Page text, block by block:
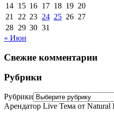
14 15 16 17 18 19 20
21
22 23 24 25 26 27
28 29 30 31
« Июн
Свежие комментарии
Рубрики
Рубрики
Арендатор Live Тема от Natural